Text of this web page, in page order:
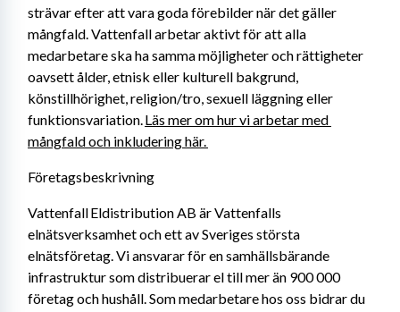
strävar efter att vara goda förebilder när det gäller
mångfald. Vattenfall arbetar aktivt för att alla
medarbetare ska ha samma möjligheter och rättigheter
oavsett ålder, etnisk eller kulturell bakgrund,
könstillhörighet, religion/tro, sexuell läggning eller
funktionsvariation. Läs mer om hur vi arbetar med
mångfald och inkludering här.
Företagsbeskrivning
Vattenfall Eldistribution AB är Vattenfalls
elnätsverksamhet och ett av Sveriges största
elnätsföretag. Vi ansvarar för en samhällsbärande
infrastruktur som distribuerar el till mer än 900 000
företag och hushåll. Som medarbetare hos oss bidrar du